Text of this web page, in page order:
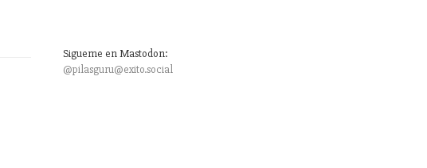
Sigueme en Mastodon:
@pilasguru@exito.social